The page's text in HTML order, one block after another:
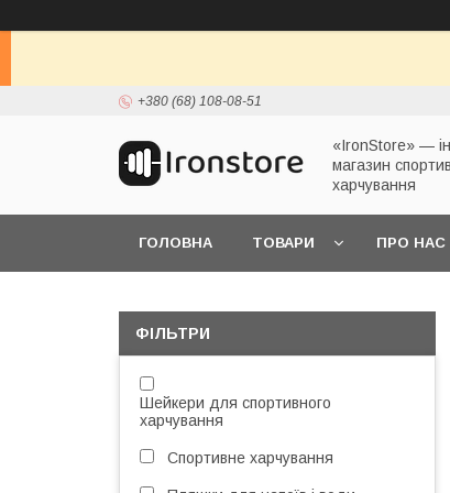
+380 (68) 108-08-51
«IronStore» —
магазин
харчування
ГОЛОВНА ТОВАРИ ПРО НАС
ФІЛЬТРИ
Шейкери для спортивного
харчування
Спортивне харчування